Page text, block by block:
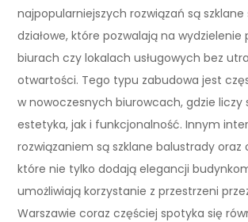
najpopularniejszych rozwiązań są szklane
działowe, które pozwalają na wydzielenie
biurach czy lokalach usługowych bez
otwartości. Tego typu zabudowa jest
w nowoczesnych biurowcach, gdzie liczy
estetyka, jak i funkcjonalność. Innym
rozwiązaniem są szklane balustrady oraz
które nie tylko dodają elegancji
umożliwiają korzystanie z przestrzeni
Warszawie coraz częściej spotyka się